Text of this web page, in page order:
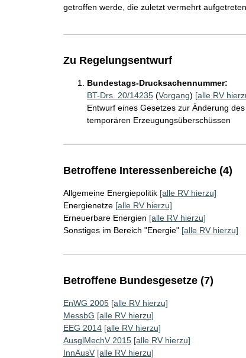
getroffen werde, die zuletzt vermehrt
Zu Regelungsentwurf
Bundestags-Drucksachennummer:
BT-Drs. 20/14235(Vorgang) [alle RV
Entwurf eines Gesetzes zur Änderung
temporären Erzeugungsüberschüssen
Betroffene Interessenbereiche (4)
Allgemeine Energiepolitik [alle RV hierzu]
Energienetze [alle RV hierzu]
Erneuerbare Energien [alle RV hierzu]
Sonstiges im Bereich "Energie" [alle RV hierzu]
Betroffene Bundesgesetze (7)
EnWG 2005 [alle RV hierzu]
MessbG [alle RV hierzu]
EEG 2014 [alle RV hierzu]
AusglMechV 2015 [alle RV hierzu]
InnAusV [alle RV hierzu]